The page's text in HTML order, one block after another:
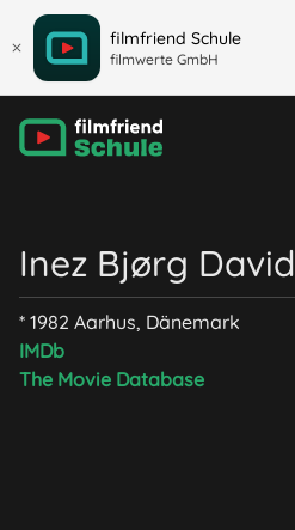
filmfriend Schule
filmwerte GmbH
Inez Bjørg David
* 1982 Aarhus, Dänemark
IMDb
The Movie Database